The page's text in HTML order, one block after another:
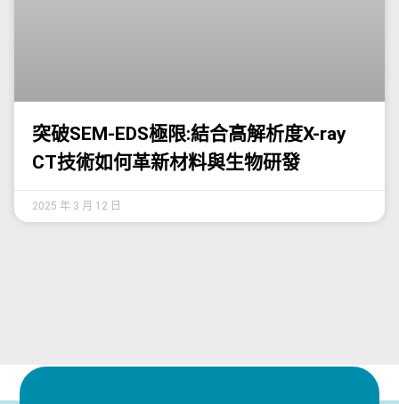
突破SEM-EDS極限:結合高解析度X-ray
CT技術如何革新材料與生物研發
2025 年 3 月 12 日